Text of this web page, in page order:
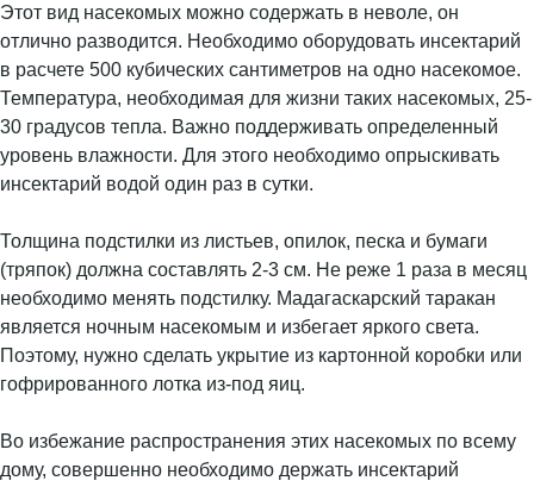
Этот вид насекомых можно содержать в неволе, он
отлично разводится. Необходимо оборудовать инсектарий
в расчете 500 кубических сантиметров на одно насекомое.
Температура, необходимая для жизни таких насекомых, 25-
30 градусов тепла. Важно поддерживать определенный
уровень влажности. Для этого необходимо опрыскивать
инсектарий водой один раз в сутки.
Толщина подстилки из листьев, опилок, песка и бумаги
(тряпок) должна составлять 2-3 см. Не реже 1 раза в месяц
необходимо менять подстилку. Мадагаскарский таракан
является ночным насекомым и избегает яркого света.
Поэтому, нужно сделать укрытие из картонной коробки или
гофрированного лотка из-под яиц.
Во избежание распространения этих насекомых по всему
дому, совершенно необходимо держать инсектарий